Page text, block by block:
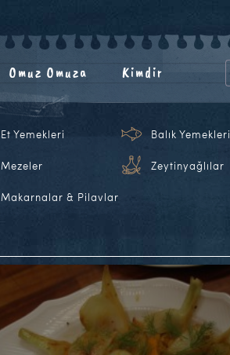
Omuz Omuza Kimdir
Et Yemekleri Balık Yemekleri
Mezeler Zeytinyağlılar
Makarnalar & Pilavlar